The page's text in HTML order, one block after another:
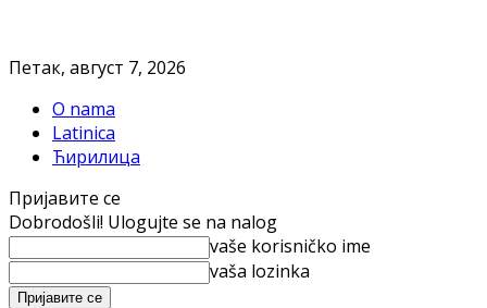
Петак, август 7, 2026
O nama
Latinica
Ћирилица
Пријавите се
Dobrodošli! Ulogujte se na nalog
vaše korisničko ime
vaša lozinka